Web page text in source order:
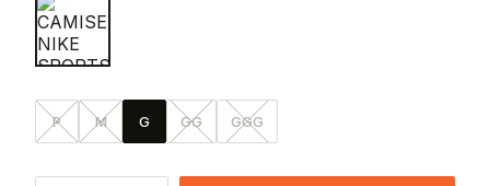
P M G GG GGG